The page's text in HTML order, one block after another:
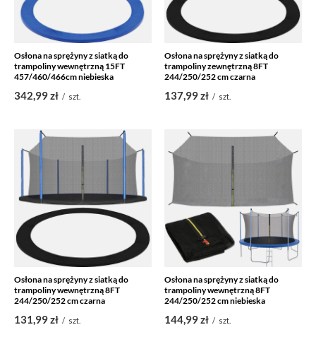
Osłona na sprężyny z siatką do
trampoliny wewnętrzną 15FT
457/460/466cm niebieska
342,99 zł / szt.
Osłona na sprężyny z siatką do
trampoliny zewnętrzną 8FT
244/250/252 cm czarna
137,99 zł / szt.
Osłona na sprężyny z siatką do
trampoliny wewnętrzną 8FT
244/250/252 cm czarna
131,99 zł / szt.
Osłona na sprężyny z siatką do
trampoliny wewnętrzną 8FT
244/250/252 cm niebieska
144,99 zł / szt.